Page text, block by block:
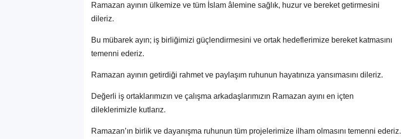
Ramazan ayının ülkemize ve tüm İslam âlemine sağlık, huzur ve bereket getirmesini
dileriz.
Bu mübarek ayın; iş birliğimizi güçlendirmesini ve ortak hedeflerimize bereket katmasını
temenni ederiz.
Ramazan ayının getirdiği rahmet ve paylaşım ruhunun hayatınıza yansımasını dileriz.
Değerli iş ortaklarımızın ve çalışma arkadaşlarımızın Ramazan ayını en içten
dileklerimizle kutlarız.
Ramazan’ın birlik ve dayanışma ruhunun tüm projelerimize ilham olmasını temenni ederiz.